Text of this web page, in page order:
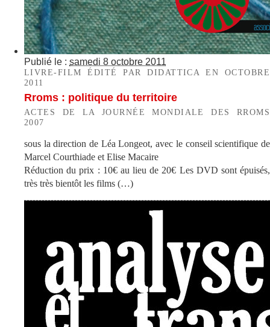
Publié le : samedi 8 octobre 2011
LIVRE-FILM ÉDITÉ PAR DIDATTICA EN OCTOBRE
2011
Rroms : politique du territoire
ACTES DE LA JOURNÉE MONDIALE DES RROMS
2007
sous la direction de Léa Longeot, avec le conseil scientifique de
Marcel Courthiade et Elise Macaire
Réduction du prix : 10€ au lieu de 20€ Les DVD sont épuisés,
très très bientôt les films (…)